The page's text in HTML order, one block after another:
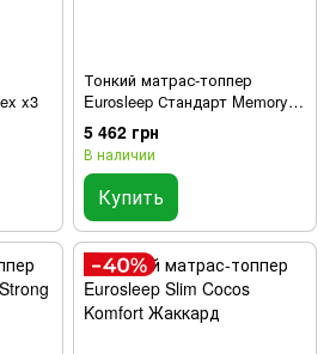
x3
Тонкий матрас-топпер
Eurosleep Стандарт Memory
х4
5 462 грн
В наличии
Купить